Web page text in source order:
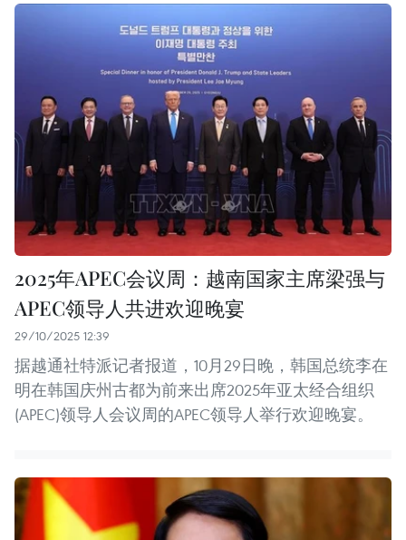
2025年APEC会议周：越南国家主席梁强与
APEC领导人共进欢迎晚宴
29/10/2025 12:39
据越通社特派记者报道，10月29日晚，韩国总统李在
明在韩国庆州古都为前来出席2025年亚太经合组织
(APEC)领导人会议周的APEC领导人举行欢迎晚宴。